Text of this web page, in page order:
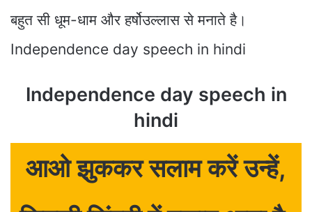
बहुत सी धूम-धाम और हर्षोउल्लास से मनाते है।
Independence day speech in hindi
Independence day speech in
hindi
आओ झुककर सलाम करें उन्हें,